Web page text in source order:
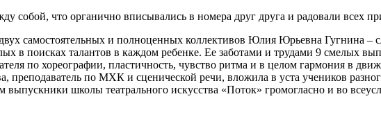
собой, что органично вписывались в номера друг друга и радовали всех
самостоятельных и полноценных коллективов Юлия Юрьевна Гугнина
в поисках талантов в каждом ребенке. Ее заботами и трудами 9 смелых
по хореографии, пластичность, чувство ритма и в целом гармония в
преподаватель по МХК и сценической речи, вложила в уста учеников
школы театрального искусства «Поток» громогласно и во